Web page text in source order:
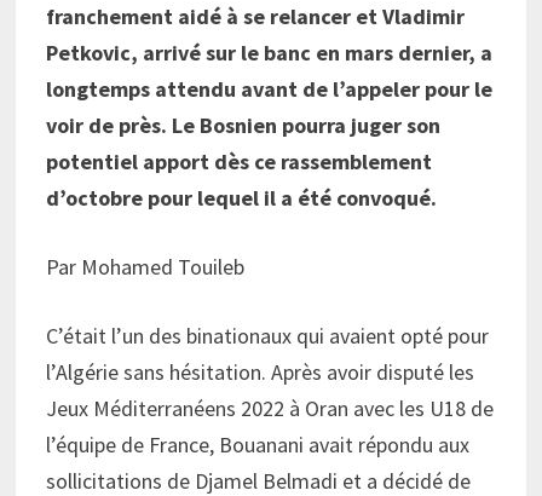
franchement aidé à se relancer et Vladimir
Petkovic, arrivé sur le banc en mars dernier, a
longtemps attendu avant de l’appeler pour le
voir de près. Le Bosnien pourra juger son
potentiel apport dès ce rassemblement
d’octobre pour lequel il a été convoqué.
Par Mohamed Touileb
C’était l’un des binationaux qui avaient opté pour
l’Algérie sans hésitation. Après avoir disputé les
Jeux Méditerranéens 2022 à Oran avec les U18 de
l’équipe de France, Bouanani avait répondu aux
sollicitations de Djamel Belmadi et a décidé de